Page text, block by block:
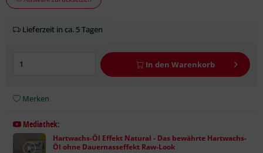
Lieferzeit in ca. 5 Tagen
In den Warenkorb
Merken
Mediathek:
Hartwachs-Öl Effekt Natural - Das bewährte Hartwachs-
Öl ohne Dauernasseffekt Raw-Look